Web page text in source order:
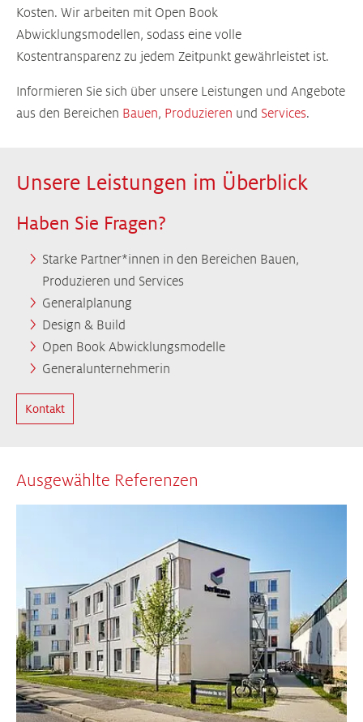
Kosten. Wir arbeiten mit Open Book
Abwicklungsmodellen, sodass eine volle
Kostentransparenz zu jedem Zeitpunkt gewährleistet ist.
Informieren Sie sich über unsere Leistungen und Angebote
aus den Bereichen Bauen, Produzieren und Services.
Unsere Leistungen im Überblick
Haben Sie Fragen?
Starke Partner*innen in den Bereichen Bauen,
Produzieren und Services
Generalplanung
Design & Build
Open Book Abwicklungsmodelle
Generalunternehmerin
Kontakt
Ausgewählte Referenzen